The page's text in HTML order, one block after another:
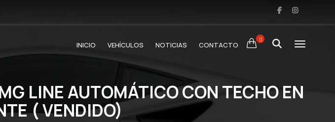
0
INICIO VEHÍCULOS NOTICIAS CONTACTO
LINE AUTOMÁTICO CON TECHO EN
( VENDIDO)